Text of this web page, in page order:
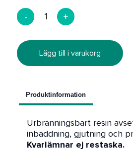
Lägg till i varukorg
Produktinformation
Urbränningsbart resin
inbäddning, gjutning och
Kvarlämnar ej restaska.